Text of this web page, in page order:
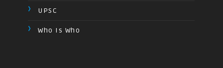
UPSC
Who Is Who